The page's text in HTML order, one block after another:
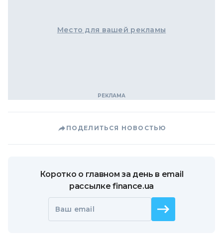
Место для вашей рекламы
ПОДЕЛИТЬСЯ НОВОСТЬЮ
Коротко о главном за день в email
рассылке finance.ua
Ваш email